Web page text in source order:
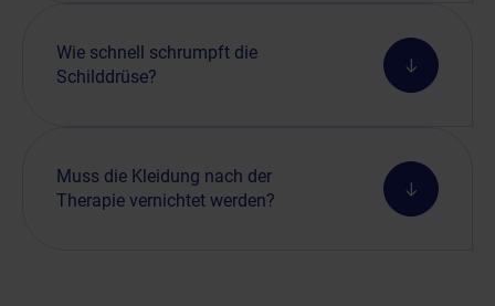
Wie schnell schrumpft die
Schilddrüse?
Muss die Kleidung nach der
Therapie vernichtet werden?